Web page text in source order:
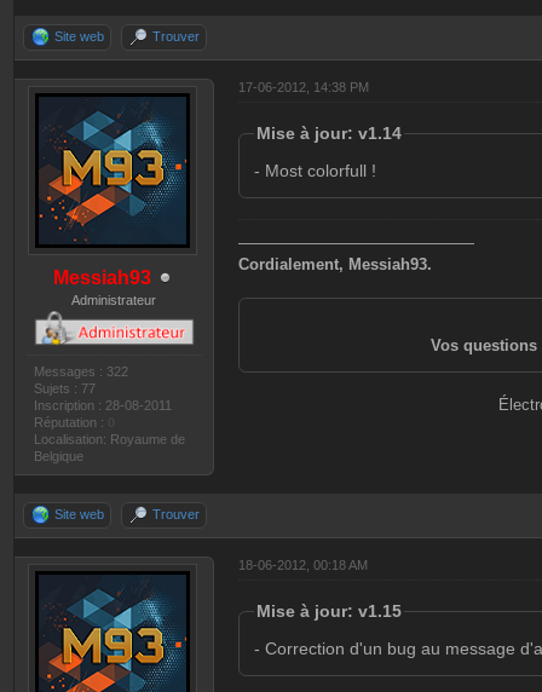
Site web Trouver
Messiah93
Administrateur
Messages : 322
Sujets : 77
Inscription : 28-08-2011
Réputation :
Localisation: Royaume de
Belgique
17-06-2012, 14:38 PM
Mise à jour: v1.14
- Most colorfull !
———————————————
Cordialement, Messiah93.
Vos questions
Site web Trouver
18-06-2012, 00:18 AM
Mise à jour: v1.15
- Correction d'un bug au message